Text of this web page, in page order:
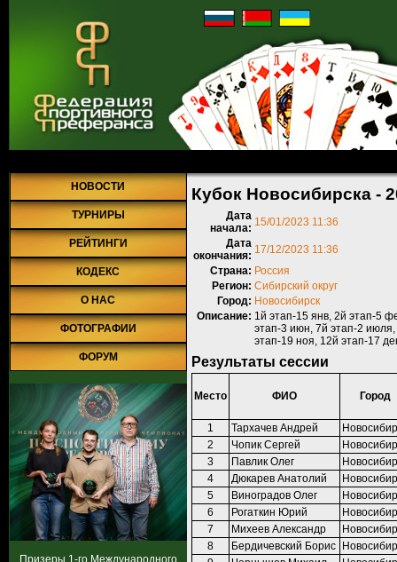
НОВОСТИ
ТУРНИРЫ
РЕЙТИНГИ
КОДЕКС
О НАС
ФОТОГРАФИИ
ФОРУМ
Призеры 1-го Международного
Кубок Новосибирска -
Дата
начала: 15/01/2023 11:36
Дата
окончания: 17/12/2023 11:36
Страна: Россия
Регион: Сибирский округ
Город: Новосибирск
Описание: 1й этап-15 янв, 2й этап-5
этап-3 июн, 7й этап-2 июля,
этап-19 ноя, 12й этап-17
Результаты сессии
Место ФИО Город
1 Тархачев Андрей
2
Чопик Сергей
3
Павлик Олег
4
Дюкарев Анатолий
5
Виноградов Олег
6
Рогаткин Юрий
7
Михеев Александр
8
Бердичевский Борис